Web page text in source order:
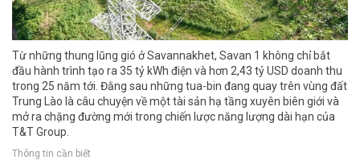
Từ những thung lũng gió ở Savannakhet, Savan 1 không chỉ bắt
đầu hành trình tạo ra 35 tỷ kWh điện và hơn 2,43 tỷ USD doanh thu
trong 25 năm tới. Đằng sau những tua-bin đang quay trên vùng đất
Trung Lào là câu chuyện về một tài sản hạ tầng xuyên biên giới và
mở ra chặng đường mới trong chiến lược năng lượng dài hạn của
T&T Group.
Thông tin cần biết